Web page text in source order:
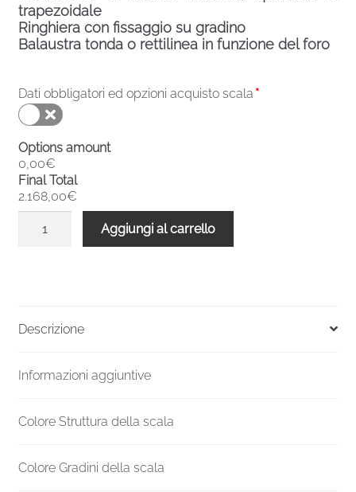
trapezoidale
Ringhiera con fissaggio su gradino
Balaustra tonda o rettilinea in funzione del foro
Dati obbligatori ed opzioni acquisto scala *
Options amount
0,00€
Final Total
2.168,00€
3359
1400
quantità
Aggiungi al carrello
Descrizione
Informazioni aggiuntive
Colore Struttura della scala
Colore Gradini della scala